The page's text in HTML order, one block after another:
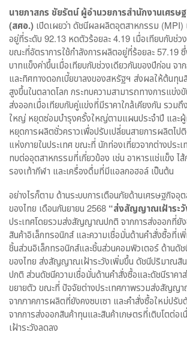
นายภาสกร ชัยรัตน์ ผู้อำนวยการสำนักงานเศรษ
(สศอ.) เปิดเผยว่า ดัชนีผลผลิตอุตสาหกรรม (MPI)
อยู่ที่ระดับ 92.13 หดตัวร้อยละ 4.19 เมื่อเทียบกับช่ว
ขณะที่อัตราการใช้กำลังการผลิตอยู่ที่ร้อยละ 57.19 ซึ่
บาทแข็งค่าขึ้นเมื่อเทียบกับช่วงเดียวกันของปีก่อน จาก
และทิศทางดอกเบี้ยขาลงของสหรัฐฯ ส่งผลให้ต้นทุน
สูงขึ้นในตลาดโลก กระทบความสามารถทางการแข่ง
ส่งออกเมื่อเทียบกับคู่แข่งที่มีราคาใกล้เคียงกัน รวมถึ
ใหญ่ หยุดซ่อมบำรุงครั้งใหญ่ตามแผนประจำปี และ
หยุดการผลิตชั่วคราวเพื่อปรับเปลี่ยนสายการผลิตไป
แห่งภายในประเทศ ขณะที่ นักท่องเที่ยวจากต่างประ
ทบต่ออุตสาหกรรมที่เกี่ยวข้อง เช่น อาหารแช่แข็ง ไส้
รองเท้ากีฬา และเครื่องดื่มที่มีแอลกอฮอล์ เป็นต้น
อย่างไรก็ตาม ด้านระบบการเตือนภัยด้านเศรษฐกิจอุ
ของไทย เดือนกันยายน 2568 “ส่งสัญญาณเฝ้าระวั
ประเทศโดยรวมส่งสัญญาณปกติ จากการส่งออกที่ยัง
สินค้าอิเล็กทรอนิกส์ และความเชื่อมั่นด้านคำสั่งซื้อที่เ
ชิ้นส่วนอิเล็กทรอนิกส์และชิ้นส่วนคอมพิวเตอร์ ด้านดั
ของไทย ส่งสัญญาณเฝ้าระวังเพิ่มขึ้น ดัชนีปริมาณสิ
ปกติ ส่วนดัชนีความเชื่อมั่นด้านคำสั่งซื้อและดัชนีรา
ขยายตัว ขณะที่ ปัจจัยต่างประเทศภาพรวมส่งสัญญา
จากภาคการผลิตที่ยังคงซบเซา และคำสั่งซื้อใหม่ปรับ
จากการส่งออกสินค้าทุนและสินค้าเกษตรที่เติบโตต่
เฝ้าระวังลดลง